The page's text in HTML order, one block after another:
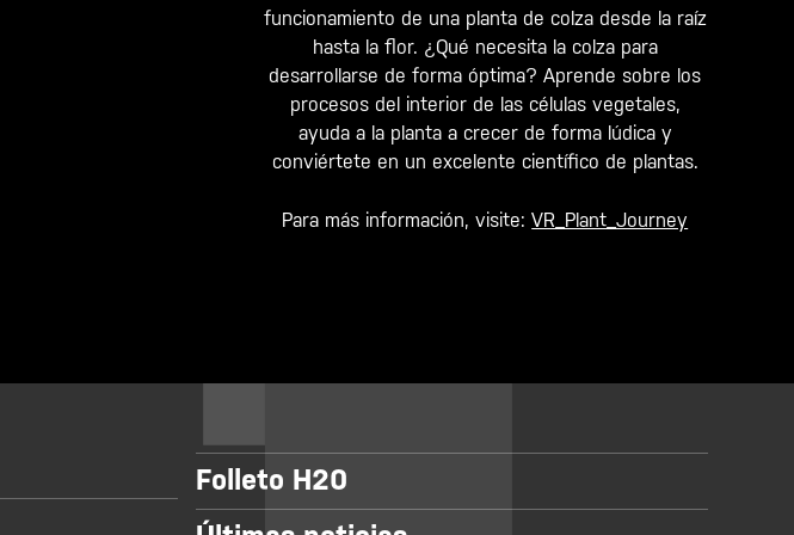
funcionamiento de una planta de colza desde la raíz
hasta la flor. ¿Qué necesita la colza para
desarrollarse de forma óptima? Aprende sobre los
procesos del interior de las células vegetales,
ayuda a la planta a crecer de forma lúdica y
conviértete en un excelente científico de plantas.
Para más información, visite:VR_Plant_Journey
Folleto H20